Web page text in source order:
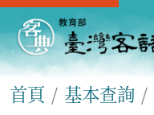
首頁 基本查詢